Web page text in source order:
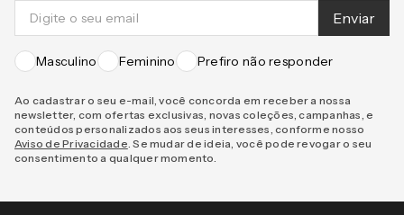
Enviar
Masculino Feminino Prefiro não responder
Ao cadastrar o seu e-mail, você concorda em receber a nossa
newsletter, com ofertas exclusivas, novas coleções, campanhas, e
conteúdos personalizados aos seus interesses, conforme nosso
Aviso de Privacidade. Se mudar de ideia, você pode revogar o seu
consentimento a qualquer momento.